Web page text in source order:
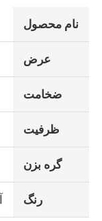
نام محصول
عرض
ضخامت
ظرفیت
گره بزن
رنگ